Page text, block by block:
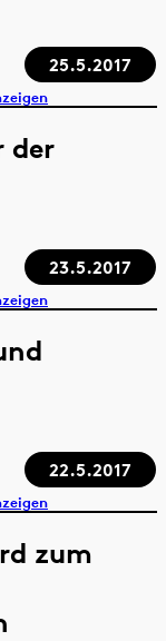
25.5.2017
der
23.5.2017
22.5.2017
zum